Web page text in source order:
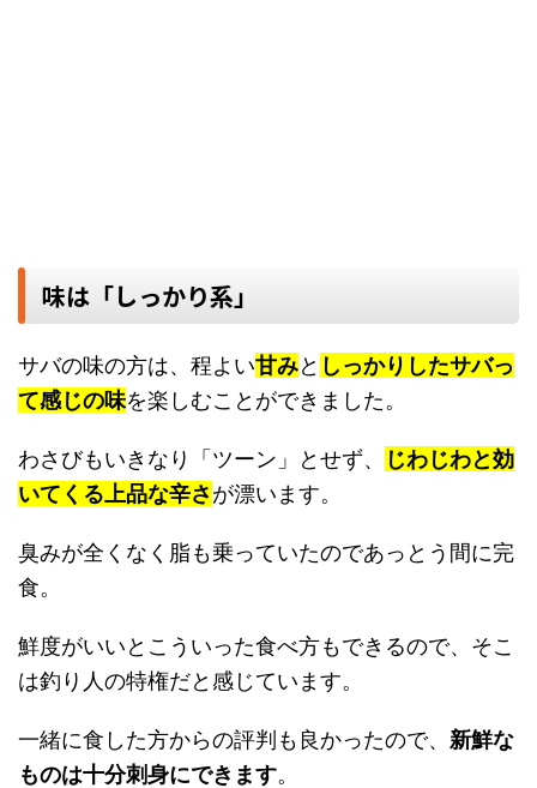
味は「しっかり系」
サバの味の方は、程よい甘みと しっかりしたサバっ
て感じの味を楽しむことができました。
わさびもいきなり「ツーン」とせず、
じわじわと効
いてくる上品な辛さが漂います。
臭みが全くなく脂も乗っていたのであっとう間に完
食。
鮮度がいいとこういった食べ方もできるので、そこ
は釣り人の特権だと感じています。
一緒に食した方からの評判も良かったので、 新鮮な
ものは十分刺身にできます。